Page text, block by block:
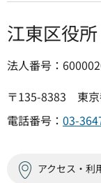
江東区役所
法人番号：
〒135-8383 東京
電話番号： 03-
アクセス・利